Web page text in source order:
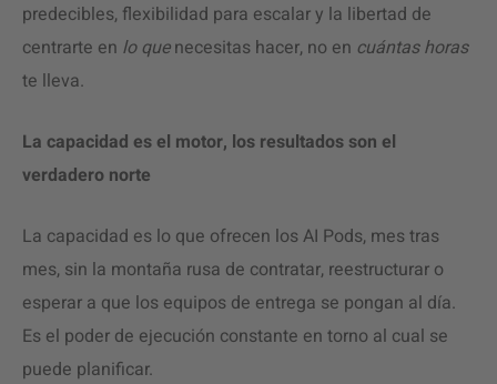
predecibles, flexibilidad para escalar y la libertad de
centrarte en lo quenecesitas hacer, no en cuántas horas
te lleva.
La capacidad es el motor, los resultados son el
verdadero norte
La capacidad es lo que ofrecen los AI Pods, mes tras
mes, sin la montaña rusa de contratar, reestructurar o
esperar a que los equipos de entrega se pongan al día.
Es el poder de ejecución constante en torno al cual se
puede planificar.